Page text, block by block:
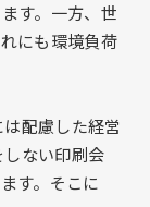
す。一方、世
にも環境負荷
配慮した経営
ない印刷会
す。そこに